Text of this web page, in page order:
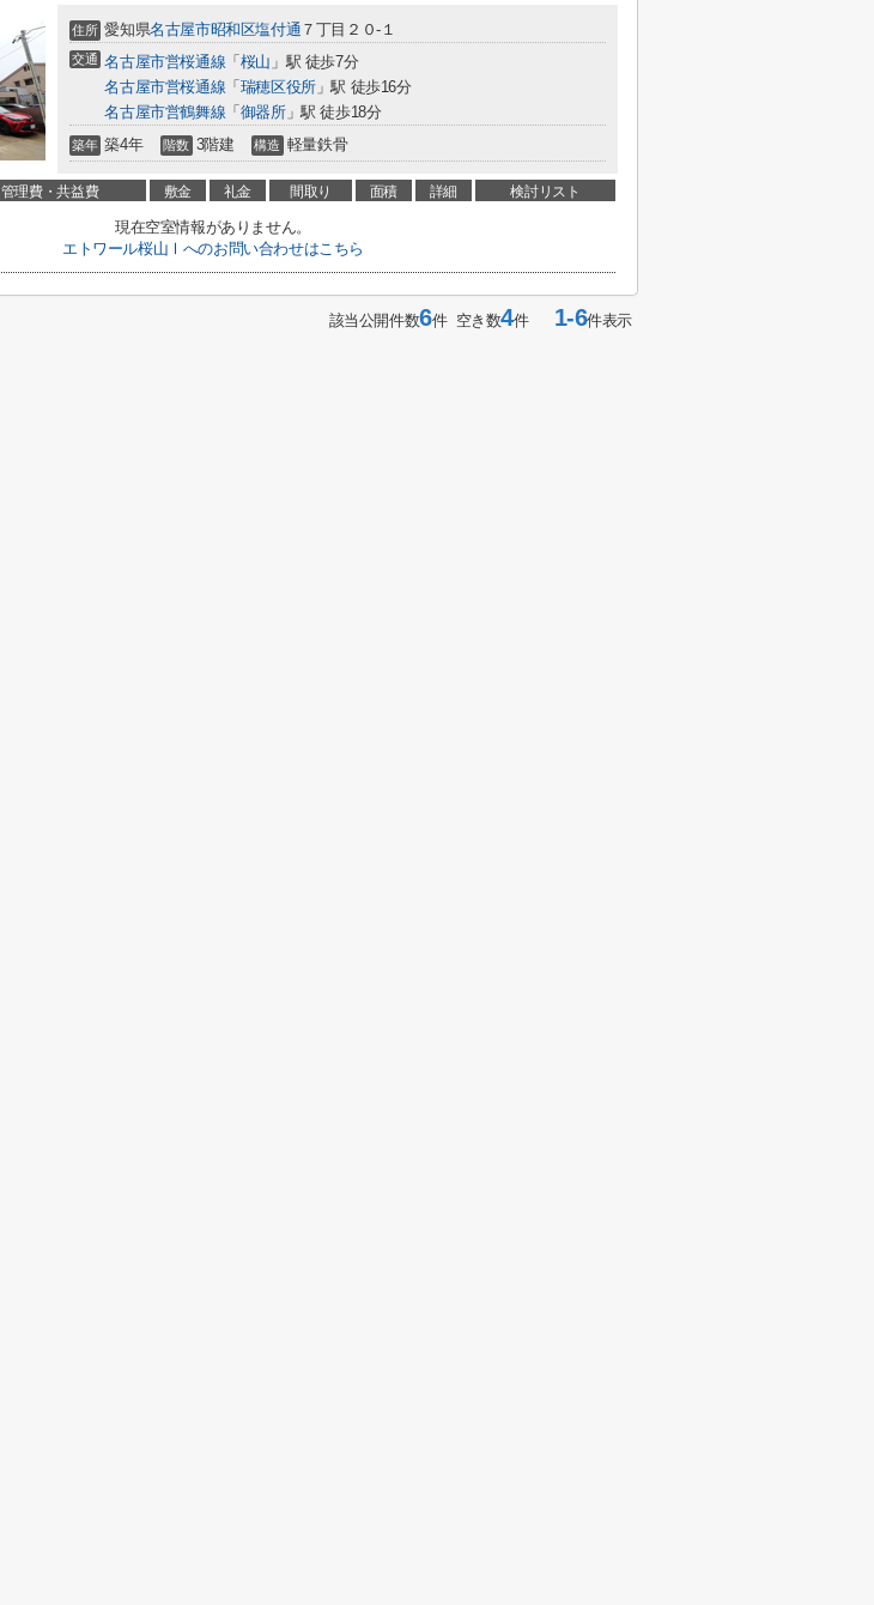
住所 愛知県名古屋市昭和区塩付通 ７丁目２０-１
交通 名古屋市営桜通線 「 桜山 」駅 徒歩7分
名古屋市営桜通線 「 瑞穂区役所」駅 徒歩16分
名古屋市営鶴舞線 「 御器所」駅 徒歩18分
築年 築4年 階数 3階建 構造 軽量鉄骨
管理費・共益費 敷金 礼金 間取り 面積 詳細 検討リスト
現在空室情報がありません。
エトワール桜山Ⅰへのお問い合わせはこちら
該当公開件数6件 空き数4件1-6件表示